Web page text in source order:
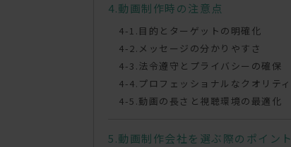
動画制作時の注意点
目的とターゲットの明確化
メッセージの分かりやすさ
法令遵守とプライバシーの確保
プロフェッショナルなクオリティ
動画の長さと視聴環境の最適化
動画制作会社を選ぶ際のポイント